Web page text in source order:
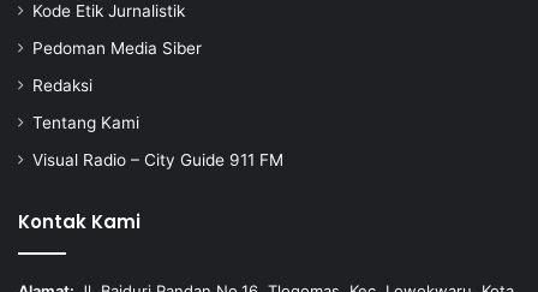
Kode Etik Jurnalistik
Pedoman Media Siber
Redaksi
Tentang Kami
Visual Radio – City Guide 911 FM
Kontak Kami